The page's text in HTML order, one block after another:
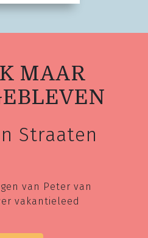
MAAR
Straaten
van Peter van
vakantieleed